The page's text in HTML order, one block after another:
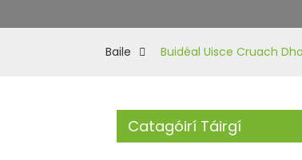
Baile Buidéal Uisce Cruach
Catagóirí Táirgí